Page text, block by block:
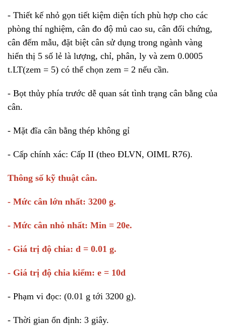
- Thiết kế nhỏ gọn tiết kiệm diện tích phù hợp cho các
phòng thí nghiệm, cân đo độ mủ cao su, cân đối chứng,
cân đếm mẫu, đặt biệt cân sử dụng trong ngành vàng
hiển thị 5 số lẻ là lượng, chỉ, phân, ly và zem 0.0005
t.LT(zem = 5) có thể chọn zem = 2 nếu cần.
- Bọt thủy phía trước dễ quan sát tình trạng cân bằng của
cân.
- Mặt đĩa cân bằng thép không gỉ
- Cấp chính xác: Cấp II (theo ĐLVN, OIML R76).
Thông số kỹ thuật cân.
- Mức cân lớn nhất: 3200 g.
- Mức cân nhỏ nhất: Min = 20e.
- Giá trị độ chia: d = 0.01 g.
- Giá trị độ chia kiểm: e = 10d
- Phạm vi đọc: (0.01 g tới 3200 g).
- Thời gian ổn định: 3 giây.